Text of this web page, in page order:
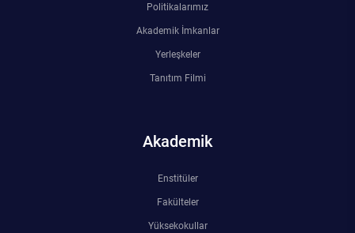
Politikalarımız
Akademik İmkanlar
Yerleşkeler
Tanıtım Filmi
Akademik
Enstitüler
Fakülteler
Yüksekokullar